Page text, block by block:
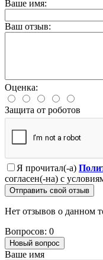
Ваше имя:
Ваш отзыв:
Оценка:
Защита от роботов
Я прочитал(-а)
согласен(-на) с
Отправить свой отзыв
Нет отзывов о данном
Вопросов: 0
Новый вопрос
Ваше имя